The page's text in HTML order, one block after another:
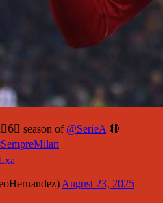
season of @SerieA🔴
August 23, 2025